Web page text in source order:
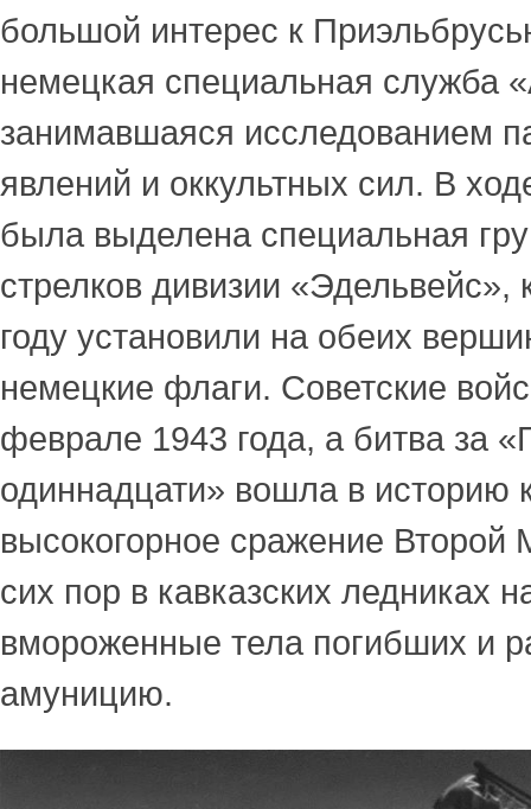
большой интерес к
немецкая специальная служба
занимавшаяся исследованием
явлений и оккультных сил. В
была выделена специальная
стрелков дивизии «Эдельвейс»,
году установили на обеих
немецкие флаги. Советские
феврале 1943 года, а битва за
одиннадцати» вошла в историю
высокогорное сражение
сих пор в кавказских ледниках
вмороженные тела погибших и
амуницию.